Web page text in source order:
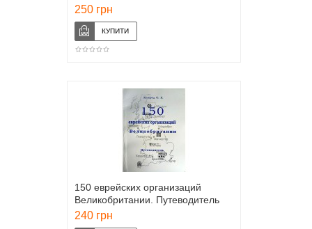
250 грн
150 еврейских организаций
Великобритании. Путеводитель
(Олег Козерод)
240 грн